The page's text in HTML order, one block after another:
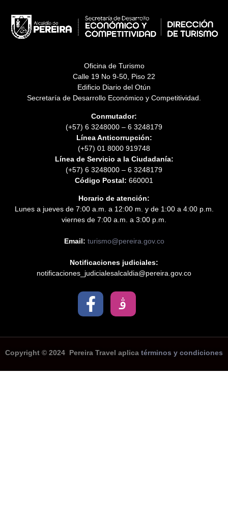
Oficina de Turismo
Calle 19 No 9-50, Piso 22
Edificio Diario del Otún
Secretaría de Desarrollo Económico y Competitividad.
Conmutador:
(+57) 6 3248000 – 6 3248179
Línea Anticorrupción:
(+57) 01 8000 919748
Línea de Servicio a la Ciudadanía:
(+57) 6 3248000 – 6 3248179
Código Postal: 660001
Horario de atención:
Lunes a jueves de 7:00 a.m. a 12:00 m. y de 1:00 a 4:00 p.m.
viernes de 7:00 a.m. a 3:00 p.m.
Email: turismo@pereira.gov.co
Notificaciones judiciales:
notificaciones_judicialesalcaldia@pereira.gov.co
Copyright © 2024 Pereira Travel aplica términos y condiciones